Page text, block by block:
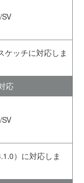
ケッチに対応しま
応
）に対応しま